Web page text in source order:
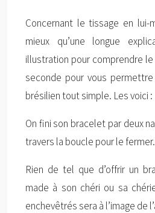
Concernant le tissage en lui-
mieux qu’une longue
illustration pour comprendre
seconde pour vous
brésilien tout simple. Les voici :
On fini son bracelet par deux
travers la boucle pour le
Rien de tel que d’offrir un
made à son chéri ou sa
enchevêtrés sera à l’image de